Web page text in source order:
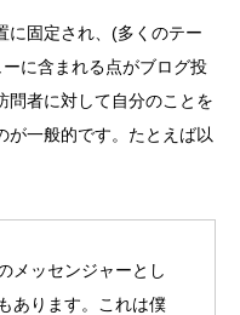
に固定され、(多くのテー
に含まれる点がブログ投
問者に対して自分のことを
が一般的です。たとえば以
メッセンジャーとし
あります。これは僕